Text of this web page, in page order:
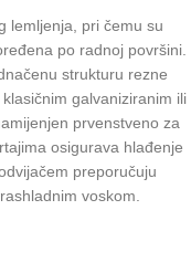
lemljenja, pri čemu su
po radnoj površini.
strukturu rezne
galvaniziranim ili
prvenstveno za
osigurava hlađenje
preporučuju
voskom.